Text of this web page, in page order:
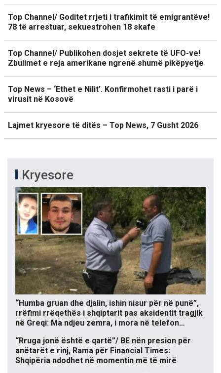
Top Channel/ Goditet rrjeti i trafikimit të emigrantëve!
78 të arrestuar, sekuestrohen 18 skafe
Top Channel/ Publikohen dosjet sekrete të UFO-ve!
Zbulimet e reja amerikane ngrenë shumë pikëpyetje
Top News – ‘Ethet e Nilit’. Konfirmohet rasti i parë i
virusit në Kosovë
Lajmet kryesore të ditës – Top News, 7 Gusht 2026
Kryesore
“Humba gruan dhe djalin, ishin nisur për në punë”,
rrëfimi rrëqethës i shqiptarit pas aksidentit tragjik
në Greqi: Ma ndjeu zemra, i mora në telefon…
“Rruga jonë është e qartë”/ BE nën presion për
anëtarët e rinj, Rama për Financial Times:
Shqipëria ndodhet në momentin më të mirë